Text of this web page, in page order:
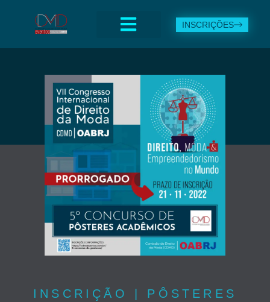
INSCRIÇÕES
INSCRIÇÃO | PÔSTERES